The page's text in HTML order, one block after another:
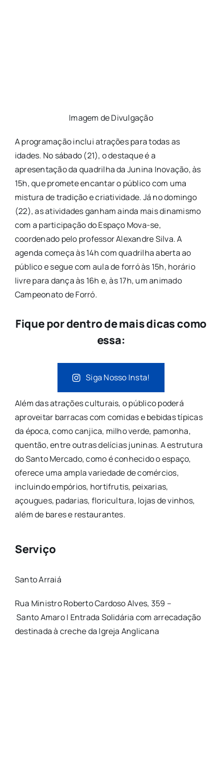
Imagem de Divulgação
A programação inclui atrações para todas as
idades. No sábado (21), o destaque é a
apresentação da quadrilha da Junina Inovação, às
15h, que promete encantar o público com uma
mistura de tradição e criatividade. Já no domingo
(22), as atividades ganham ainda mais dinamismo
com a participação do Espaço Mova-se,
coordenado pelo professor Alexandre Silva. A
agenda começa às 14h com quadrilha aberta ao
público e segue com aula de forró às 15h, horário
livre para dança às 16h e, às 17h, um animado
Campeonato de Forró.
Fique por dentro de mais dicas como
essa:
Siga Nosso Insta!
Além das atrações culturais, o público poderá
aproveitar barracas com comidas e bebidas típicas
da época, como canjica, milho verde, pamonha,
quentão, entre outras delícias juninas. A estrutura
do Santo Mercado, como é conhecido o espaço,
oferece uma ampla variedade de comércios,
incluindo empórios, hortifrutis, peixarias,
açougues, padarias, floricultura, lojas de vinhos,
além de bares e restaurantes.
Serviço
Santo Arraiá
Rua Ministro Roberto Cardoso Alves, 359 –
Santo Amaro | Entrada Solidária com arrecadação
destinada à creche da Igreja Anglicana